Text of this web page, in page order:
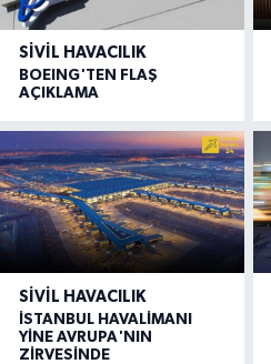
SIVIL HAVACILIK
BOEING'TEN FLAŞ
AÇIKLAMA
SIVIL HAVACILIK
İSTANBUL HAVALİMANI
YİNE AVRUPA'NIN
ZİRVESİNDE